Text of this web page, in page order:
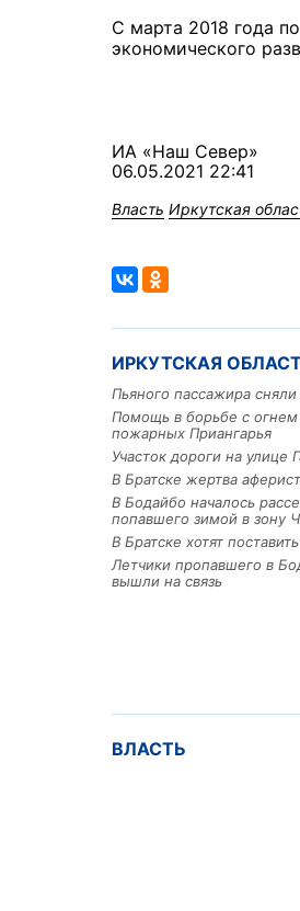
С марта 2018 года
экономического
ИА «Наш Север»
06.05.2021 22:41
Власть Иркутская
ИРКУТСКАЯ
Пьяного пассажира сняли
Помощь в борьбе с
пожарных Приангарья
Участок дороги на улице
В Братске жертва
В Бодайбо началось
попавшего зимой в зону
В Братске хотят
Летчики пропавшего в
вышли на связь
ВЛАСТЬ